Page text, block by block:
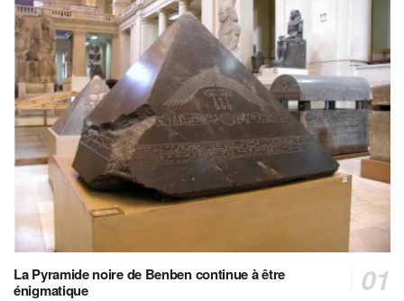
La Pyramide noire de Benben continue à être
énigmatique